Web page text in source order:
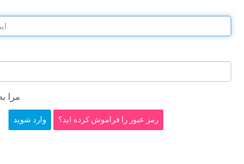
مرا
رمز عبور را فراموش کرده اید؟